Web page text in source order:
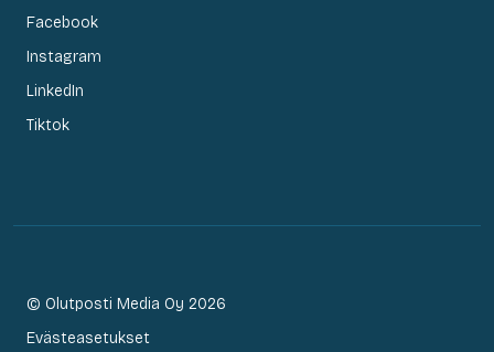
Facebook
Instagram
LinkedIn
Tiktok
© Olutposti Media Oy 2026
Evästeasetukset